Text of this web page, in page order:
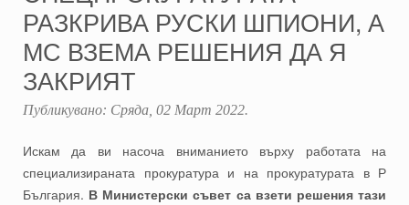
РАЗКРИВА РУСКИ ШПИОНИ, А
МС ВЗЕМА РЕШЕНИЯ ДА Я
ЗАКРИЯТ
Публикувано: Сряда, 02 Март 2022.
Искам да ви насоча вниманието върху работата на
специализираната прокуратура и на прокуратурата в Р
България. В Министерски съвет са взети решения тази